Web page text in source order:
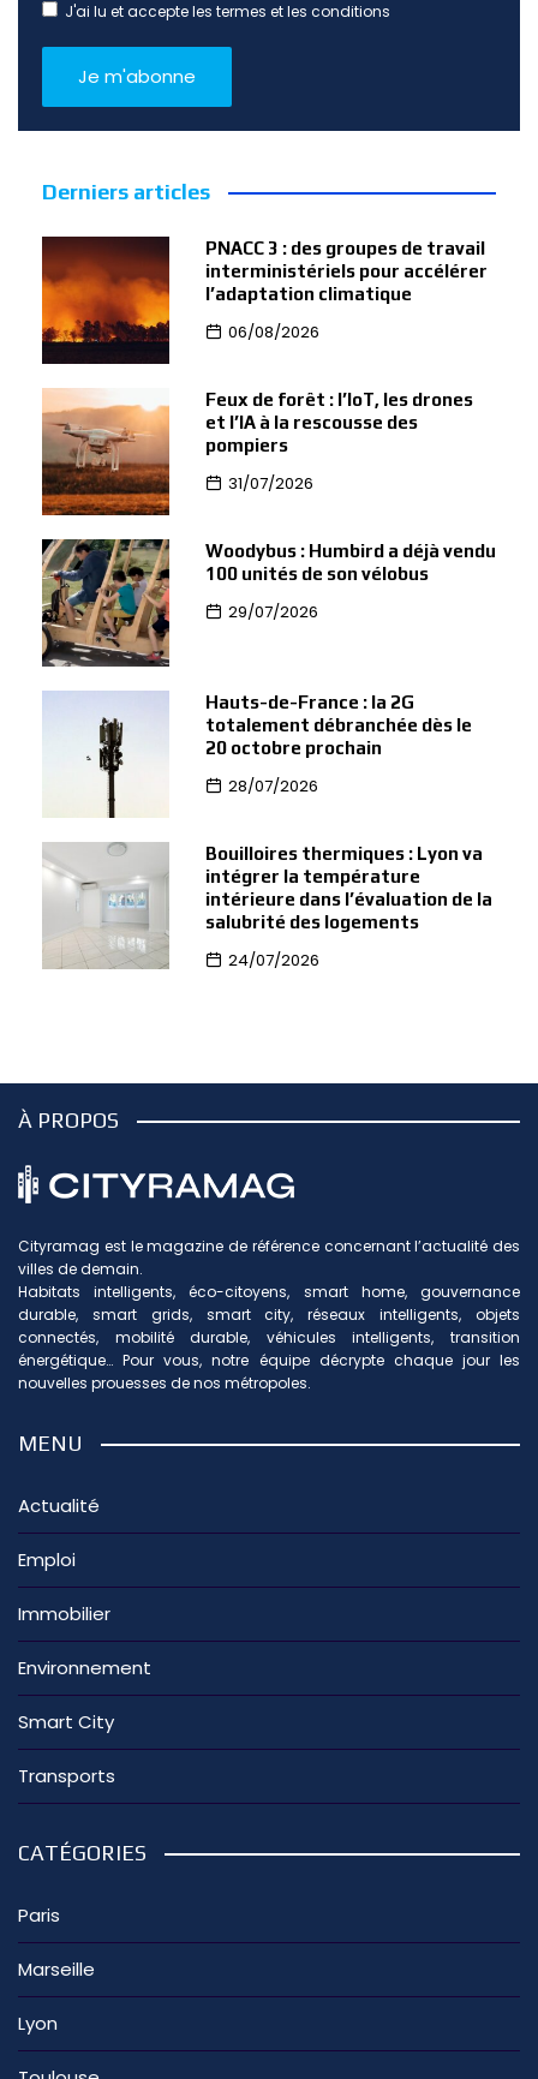
J'ai lu et accepte les termes et les conditions
Derniers articles
PNACC 3 : des groupes de travail
interministériels pour accélérer
l’adaptation climatique
06/08/2026
Feux de forêt : l’IoT, les drones
et l’IA à la rescousse des
pompiers
31/07/2026
Woodybus : Humbird a déjà vendu
100 unités de son vélobus
29/07/2026
Hauts-de-France : la 2G
totalement débranchée dès le
20 octobre prochain
28/07/2026
Bouilloires thermiques : Lyon va
intégrer la température
intérieure dans l’évaluation de la
salubrité des logements
24/07/2026
À PROPOS
Cityramag est le magazine de référence concernant l’actualité des
villes de demain.
Habitats intelligents, éco-citoyens, smart home, gouvernance
durable, smart grids, smart city, réseaux intelligents, objets
connectés, mobilité durable, véhicules intelligents, transition
énergétique… Pour vous, notre équipe décrypte chaque jour les
nouvelles prouesses de nos métropoles.
MENU
Actualité
Emploi
Immobilier
Environnement
Smart City
Transports
CATÉGORIES
Paris
Marseille
Lyon